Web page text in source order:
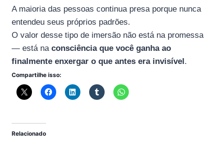
A maioria das pessoas continua presa porque nunca
entendeu seus próprios padrões.
O valor desse tipo de imersão não está na promessa
— está na consciência que você ganha ao
finalmente enxergar o que antes era invisível.
Compartilhe isso:
Relacionado